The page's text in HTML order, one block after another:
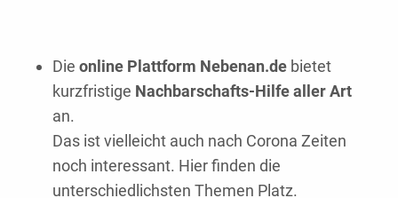
Die online Plattform Nebenan.de bietet
kurzfristige Nachbarschafts-Hilfe aller Art
an.
Das ist vielleicht auch nach Corona Zeiten
noch interessant. Hier finden die
unterschiedlichsten Themen Platz.